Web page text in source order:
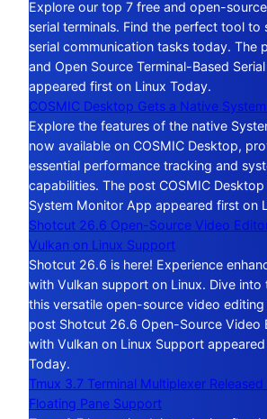
Explore our top 7 free and open-
serial terminals. Find the perfect tool to
serial communication tasks today. The
and Open Source Terminal-Based
appeared first on Linux Today.
COSMIC Desktop Gets a Native
Explore the features of the native
now available on COSMIC Desktop,
essential performance tracking and
capabilities. The post COSMIC
System Monitor App appeared first on
Shotcut 26.6 Open-Source Video
Vulkan on Linux Support
Shotcut 26.6 is here! Experience
with Vulkan support on Linux. Dive into
this versatile open-source video
post Shotcut 26.6 Open-Source Video
with Vulkan on Linux Support
Today.
Tmux 3.7 Terminal Multiplexer
Floating Pane Support